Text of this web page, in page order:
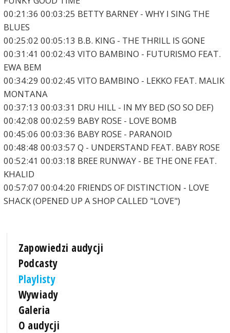
00:21:36 00:03:25 BETTY BARNEY - WHY I SING THE
BLUES
00:25:02 00:05:13 B.B. KING - THE THRILL IS GONE
00:31:41 00:02:43 VITO BAMBINO - FUTURISMO FEAT.
EWA BEM
00:34:29 00:02:45 VITO BAMBINO - LEKKO FEAT. MALIK
MONTANA
00:37:13 00:03:31 DRU HILL - IN MY BED (SO SO DEF)
00:42:08 00:02:59 BABY ROSE - LOVE BOMB
00:45:06 00:03:36 BABY ROSE - PARANOID
00:48:48 00:03:57 Q - UNDERSTAND FEAT. BABY ROSE
00:52:41 00:03:18 BREE RUNWAY - BE THE ONE FEAT.
KHALID
00:57:07 00:04:20 FRIENDS OF DISTINCTION - LOVE
SHACK (OPENED UP A SHOP CALLED "LOVE")
Zapowiedzi audycji
Podcasty
Playlisty
Wywiady
Galeria
O audycji